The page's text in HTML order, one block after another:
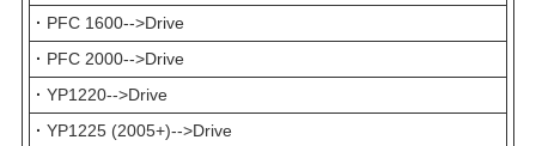
· PFC 1600-->Drive
· PFC 2000-->Drive
· YP1220-->Drive
· YP1225 (2005+)-->Drive